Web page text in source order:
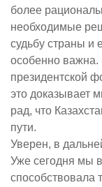
более
необходимые
судьбу страны и
особенно важна.
президентской
это доказывает
рад, что
пути.
Уверен, в
Уже сегодня мы
способствовала